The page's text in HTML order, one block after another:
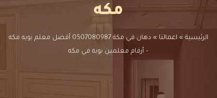
مكه
الرئيسية » اعمالنا »
دهان في مكة 0507080987 أفضل معلم بويه مكه
– أرقام معلمين بويه في مكه